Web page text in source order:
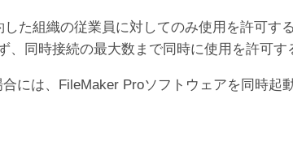
た組織の従業員に対してのみ使用を許可す
同時接続の最大数まで同時に使用を許可す
には、FileMaker Proソフトウェアを同時起